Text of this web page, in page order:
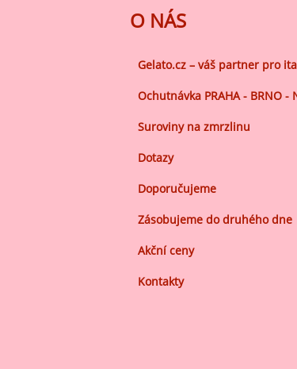
Ovocné náplně
základu
Ochucovací pasty
Ošetření ovoce
Doplňkové
O NÁS
Gelato.cz – váš partner pro
Ochutnávka PRAHA - BRNO -
Suroviny na zmrzlinu
Dotazy
Doporučujeme
Zásobujeme do druhého dne
Akční ceny
Kontakty